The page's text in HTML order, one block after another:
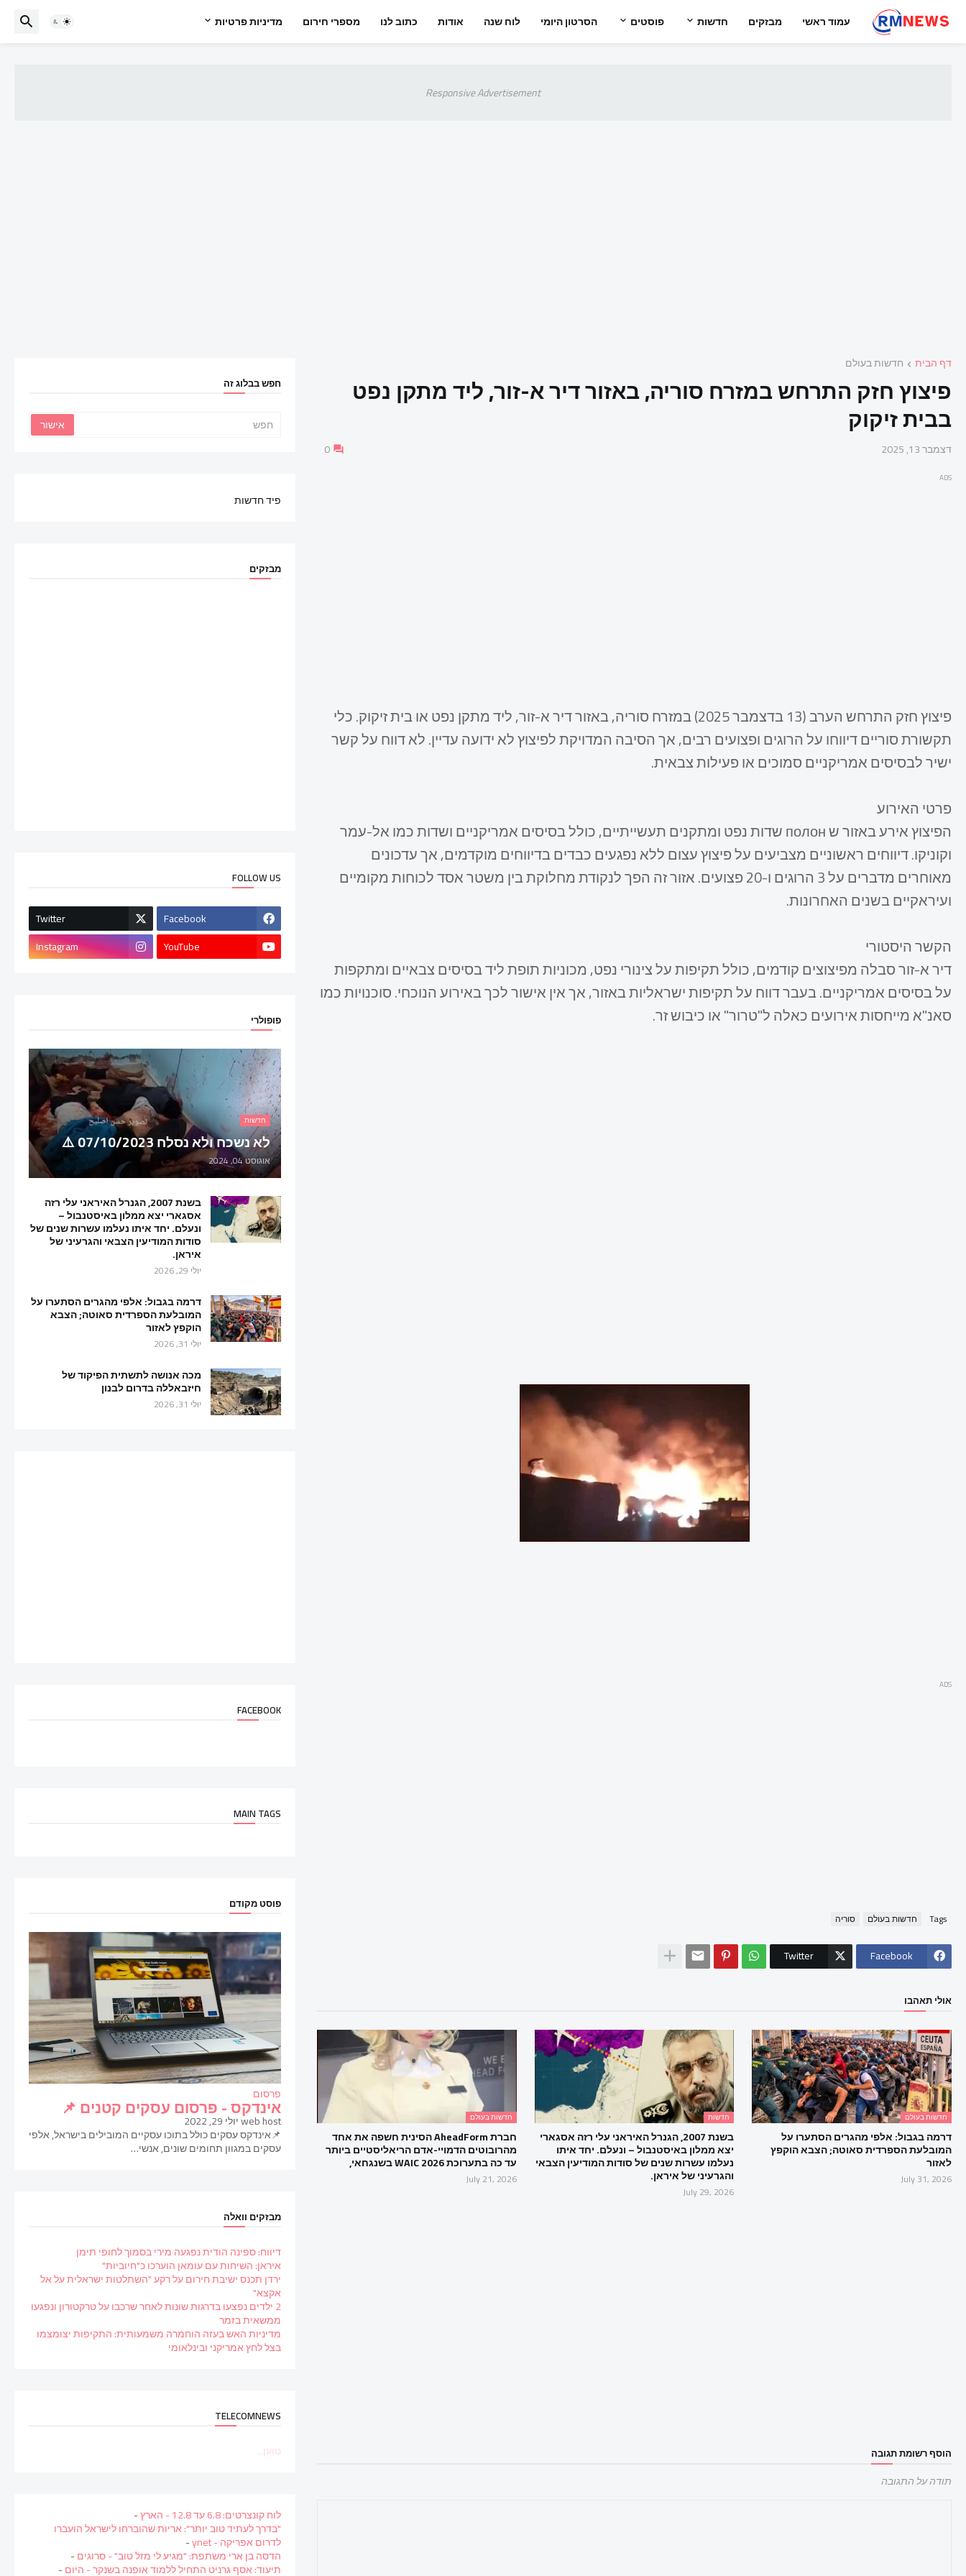
עמוד ראשי מבזקים חדשות פוסטים הסרטון היומי לוח שנה אודות כתוב לנו מספרי חירום מדיניות פרטיות
Responsive Advertisement
דף הבית חדשות בעולם
פיצוץ חזק התרחש במזרח סוריה, באזור דיר א-זור, ליד מתקן נפט
בבית זיקוק
דצמבר 13, 2025 0
ADS
פיצוץ חזק התרחש הערב (13 בדצמבר 2025) במזרח סוריה, באזור דיר א-זור, ליד מתקן נפט או בית זיקוק. כלי
תקשורת סוריים דיווחו על הרוגים ופצועים רבים, אך הסיבה המדויקת לפיצוץ לא ידועה עדיין. לא דווח על קשר
ישיר לבסיסים אמריקניים סמוכים או פעילות צבאית.​
פרטי האירוע
הפיצוץ אירע באזור ש полон שדות נפט ומתקנים תעשייתיים, כולל בסיסים אמריקניים ושדות כמו אל-עמר
וקוניקו. דיווחים ראשוניים מצביעים על פיצוץ עצום ללא נפגעים כבדים בדיווחים מוקדמים, אך עדכונים
מאוחרים מדברים על 3 הרוגים ו-20 פצועים. אזור זה הפך לנקודת מחלוקת בין משטר אסד לכוחות מקומיים
ועיראקיים בשנים האחרונות.​
הקשר היסטורי
דיר א-זור סבלה מפיצוצים קודמים, כולל תקיפות על צינורי נפט, מכוניות תופת ליד בסיסים צבאיים ומתקפות
על בסיסים אמריקניים. בעבר דווח על תקיפות ישראליות באזור, אך אין אישור לכך באירוע הנוכחי. סוכנויות כמו
סאנ"א מייחסות אירועים כאלה ל"טרור" או כיבוש זר.​
ADS
Tags חדשות בעולם סוריה
Facebook
Twitter
אולי תאהבו
חדשות בעולם
דרמה בגבול: אלפי מהגרים הסתערו על
המובלעת הספרדית סאוטה; הצבא הוקפץ
לאזור
July 31, 2026
חדשות
בשנת 2007, הגנרל האיראני עלי רזה אסגארי
יצא ממלון באיסטנבול – ונעלם. יחד איתו
נעלמו עשרות שנים של סודות המודיעין הצבאי
והגרעיני של איראן.
July 29, 2026
חדשות בעולם
חברת AheadForm הסינית חשפה את אחד
מהרובוטים הדמויי-אדם הריאליסטיים ביותר
עד כה בתערוכת WAIC 2026 בשנגחאי,
July 21, 2026
הוסף רשומת תגובה
תודה על התגובה
חפש בבלוג זה
פיד חדשות
מבזקים
FOLLOW US
Facebook
Twitter
YouTube
Instagram
פופולרי
חדשות
לא נשכח ולא נסלח 07/10/2023 ⚠️
אוגוסט 04, 2024
בשנת 2007, הגנרל האיראני עלי רזה
אסגארי יצא ממלון באיסטנבול –
ונעלם. יחד איתו נעלמו עשרות שנים של
סודות המודיעין הצבאי והגרעיני של
איראן.
יולי 29, 2026
דרמה בגבול: אלפי מהגרים הסתערו על
המובלעת הספרדית סאוטה; הצבא
הוקפץ לאזור
יולי 31, 2026
מכה אנושה לתשתית הפיקוד של
חיזבאללה בדרום לבנון
יולי 31, 2026
FACEBOOK
MAIN TAGS
פוסט מקודם
פרסום
אינדקס - פרסום עסקים קטנים 📌
web hostיולי 29, 2022
📌אינדקס עסקים כולל בתוכו עסקיים המובילים בישראל, אלפי
עסקים במגוון תחומים שונים, אנשי…
מבזקים וואלה
דיווח: ספינה הודית נפגעה מירי בסמוך לחופי תימן
איראן: השיחות עם עומאן הוערכו כ"חיוביות"
ירדן תכנס ישיבת חירום על רקע "השתלטות ישראלית על אל
אקצא"
2 ילדים נפצעו בדרגות שונות לאחר שרכבו על טרקטורון ונפגעו
ממשאית בזמר
מדיניות האש בעזה הוחמרה משמעותית: התקיפות יצומצמו
בצל לחץ אמריקני ובינלאומי
TELECOMNEWS
טוען...
לוח קונצרטים: 6.8 עד 12.8 - הארץ -
"בדרך לעתיד טוב יותר": אריות שהוברחו לישראל הועברו
לדרום אפריקה - ynet -
הדסה בן ארי משתפת: "מגיע לי מזל טוב" - סרוגים-
תיעוד: אסף גרניט התחיל ללמוד אופנה בשנקר - היום-